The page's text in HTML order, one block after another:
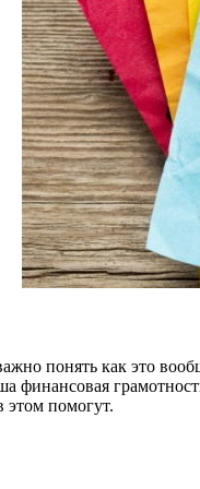
понять как это
этом помогут.